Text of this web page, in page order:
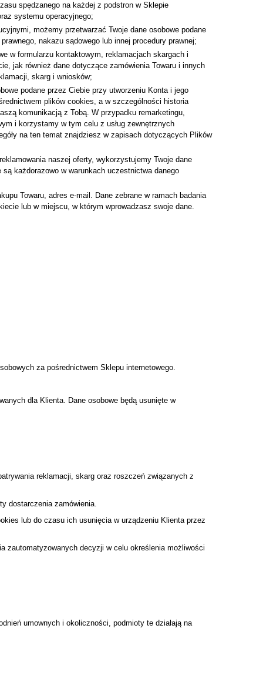
spędzanego na każdej z podstron w Sklepie
systemu operacyjnego;
możemy przetwarzać Twoje dane osobowe podane
nakazu sądowego lub innej procedury prawnej;
w formularzu kontaktowym, reklamacjach skargach i
jak również dane dotyczące zamówienia Towaru i innych
skarg i wniosków;
podane przez Ciebie przy utworzeniu Konta i jego
plików cookies, a w szczególności historia
komunikacją z Tobą. W przypadku remarketingu,
i korzystamy w tym celu z usług zewnętrznych
na ten temat znajdziesz w zapisach dotyczących Plików
naszej oferty, wykorzystujemy Twoje dane
każdorazowo w warunkach uczestnictwa danego
Towaru, adres e-mail. Dane zebrane w ramach badania
lub w miejscu, w którym wprowadzasz swoje dane.
za pośrednictwem Sklepu internetowego.
dla Klienta. Dane osobowe będą usunięte w
reklamacji, skarg oraz roszczeń związanych z
dostarczenia zamówienia.
lub do czasu ich usunięcia w urządzeniu Klienta przez
zautomatyzowanych decyzji w celu określenia możliwości
umownych i okoliczności, podmioty te działają na